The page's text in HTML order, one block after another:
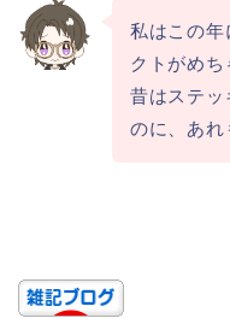
私はこの
クトがめ
昔はステッ
のに、あれ